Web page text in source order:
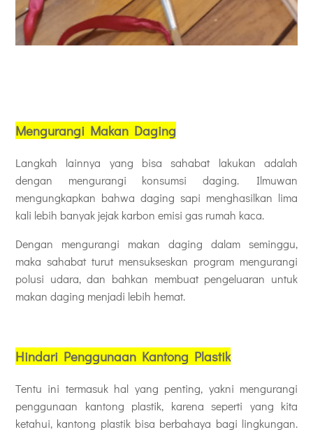
Mengurangi Makan Daging
Langkah lainnya yang bisa sahabat lakukan adalah
dengan mengurangi konsumsi daging. Ilmuwan
mengungkapkan bahwa daging sapi menghasilkan lima
kali lebih banyak jejak karbon emisi gas rumah kaca.
Dengan mengurangi makan daging dalam seminggu,
maka sahabat turut mensukseskan program mengurangi
polusi udara, dan bahkan membuat pengeluaran untuk
makan daging menjadi lebih hemat.
Hindari Penggunaan Kantong Plastik
Tentu ini termasuk hal yang penting, yakni mengurangi
penggunaan kantong plastik, karena seperti yang kita
ketahui, kantong plastik bisa berbahaya bagi lingkungan.